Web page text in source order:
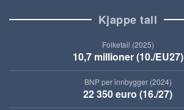
Kjappe tall
Folketall (2025)
10,7 millioner (10./EU27)
BNP per innbygger (2024)
22 350 euro (16./27)